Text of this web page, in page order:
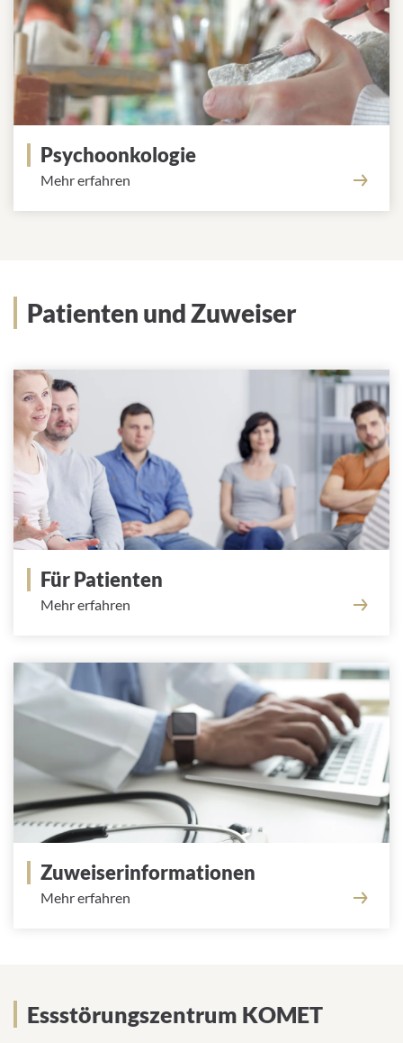
Psychoonkologie
Mehr erfahren
Patienten und Zuweiser
Für Patienten
Mehr erfahren
Zuweiserinformationen
Mehr erfahren
Essstörungszentrum KOMET
Essstörungszentrum KOMET